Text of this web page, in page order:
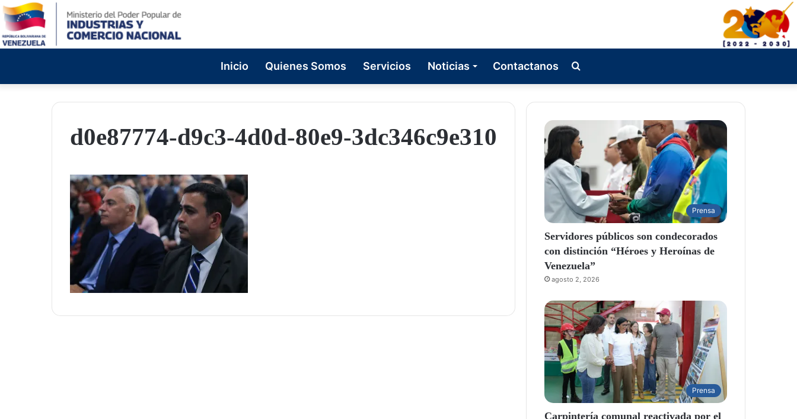
Inicio Quienes Somos Servicios Noticias Contactanos
de
d0e87774-d9c3-4d0d-80e9-3dc346c9e310
Prensa
Servidores públicos son condecorados
con distinción “Héroes y Heroínas de
Venezuela”
agosto 2, 2026
Prensa
Carpintería comunal reactivada por el